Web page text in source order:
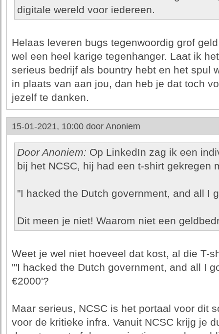
digitale wereld voor iedereen.
Helaas leveren bugs tegenwoordig grof
wel een heel karige tegenhanger. Laat ik
serieus bedrijf als bountry hebt en het spul
in plaats van aan jou, dan heb je dat toch
jezelf te danken.
15-01-2021, 10:00 door Anoniem
Door Anoniem: Op LinkedIn zag ik een
bij het NCSC, hij had een t-shirt gekregen
"I hacked the Dutch government, and all I
Dit meen je niet! Waarom niet een
Weet je wel niet hoeveel dat kost, al die T-
'"I hacked the Dutch government, and all I
€2000'?
Maar serieus, NCSC is het portaal voor dit
voor de kritieke infra. Vanuit NCSC krijg je